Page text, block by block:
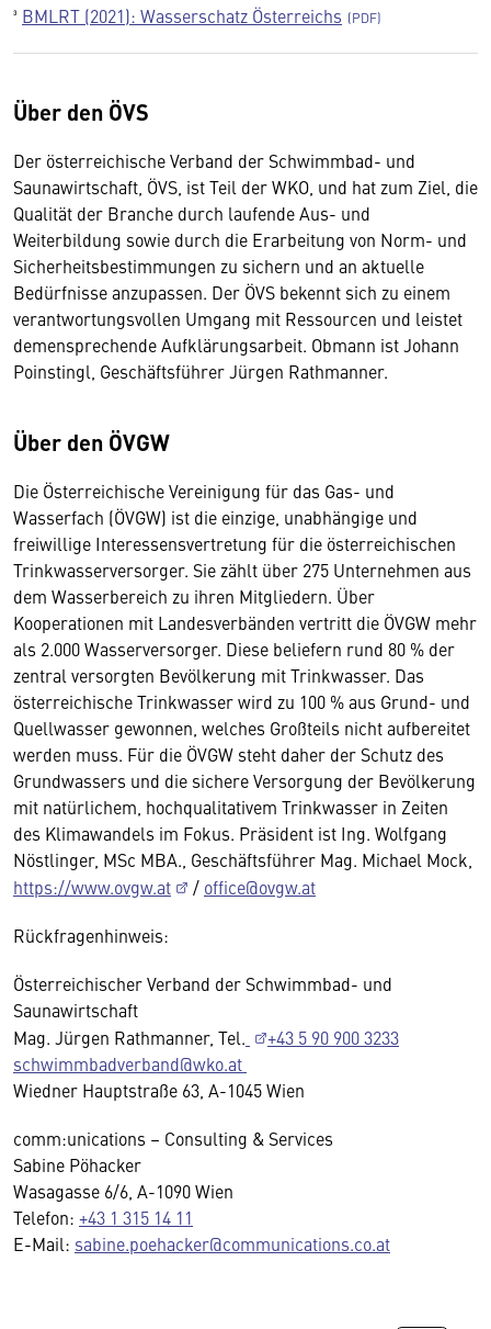
³ BMLRT (2021): Wasserschatz Österreichs
Über den ÖVS
Der österreichische Verband der Schwimmbad- und
Saunawirtschaft, ÖVS, ist Teil der WKO, und hat zum Ziel, die
Qualität der Branche durch laufende Aus- und
Weiterbildung sowie durch die Erarbeitung von Norm- und
Sicherheitsbestimmungen zu sichern und an aktuelle
Bedürfnisse anzupassen. Der ÖVS bekennt sich zu einem
verantwortungsvollen Umgang mit Ressourcen und leistet
demensprechende Aufklärungsarbeit. Obmann ist Johann
Poinstingl, Geschäftsführer Jürgen Rathmanner.
Über den ÖVGW
Die Österreichische Vereinigung für das Gas- und
Wasserfach (ÖVGW) ist die einzige, unabhängige und
freiwillige Interessensvertretung für die österreichischen
Trinkwasserversorger. Sie zählt über 275 Unternehmen aus
dem Wasserbereich zu ihren Mitgliedern. Über
Kooperationen mit Landesverbänden vertritt die ÖVGW mehr
als 2.000 Wasserversorger. Diese beliefern rund 80 % der
zentral versorgten Bevölkerung mit Trinkwasser. Das
österreichische Trinkwasser wird zu 100 % aus Grund- und
Quellwasser gewonnen, welches Großteils nicht aufbereitet
werden muss. Für die ÖVGW steht daher der Schutz des
Grundwassers und die sichere Versorgung der Bevölkerung
mit natürlichem, hochqualitativem Trinkwasser in Zeiten
des Klimawandels im Fokus. Präsident ist Ing. Wolfgang
Nöstlinger, MSc MBA., Geschäftsführer Mag. Michael Mock,
https://www.ovgw.at
/ office@ovgw.at
Rückfragenhinweis:
Österreichischer Verband der Schwimmbad- und
Saunawirtschaft
Mag. Jürgen Rathmanner, Tel.
+43 5 90 900 3233
schwimmbadverband@wko.at
Wiedner Hauptstraße 63, A-1045 Wien
comm:unications – Consulting & Services
Sabine Pöhacker
Wasagasse 6/6, A-1090 Wien
Telefon: +43 1 315 14 11
E-Mail: sabine.poehacker@communications.co.at